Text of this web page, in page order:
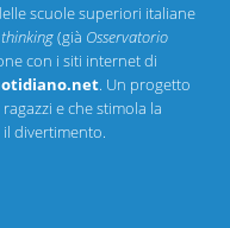
scuole superiori italiane
(già Osservatorio
con i siti internet di
. Un progetto
e che stimola la
divertimento.